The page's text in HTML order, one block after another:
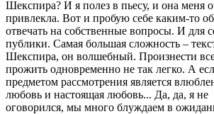
Шекспира? И я полез в пьесу, и она меня
привлекла. Вот и пробую себе каким-то
отвечать на собственные вопросы. И для
публики. Самая большая сложность –
Шекспира, он волшебный. Произнести
прожить одновременно не так легко. А
предметом рассмотрения является
любовь и настоящая любовь... Да, да, я не
оговорился, мы много блуждаем в